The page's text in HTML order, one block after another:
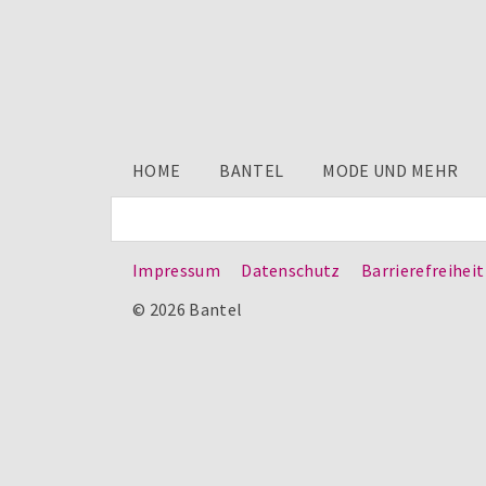
HOME BANTEL MODE UND MEHR
Impressum Datenschutz
Barrierefreiheit
© 2026 Bantel